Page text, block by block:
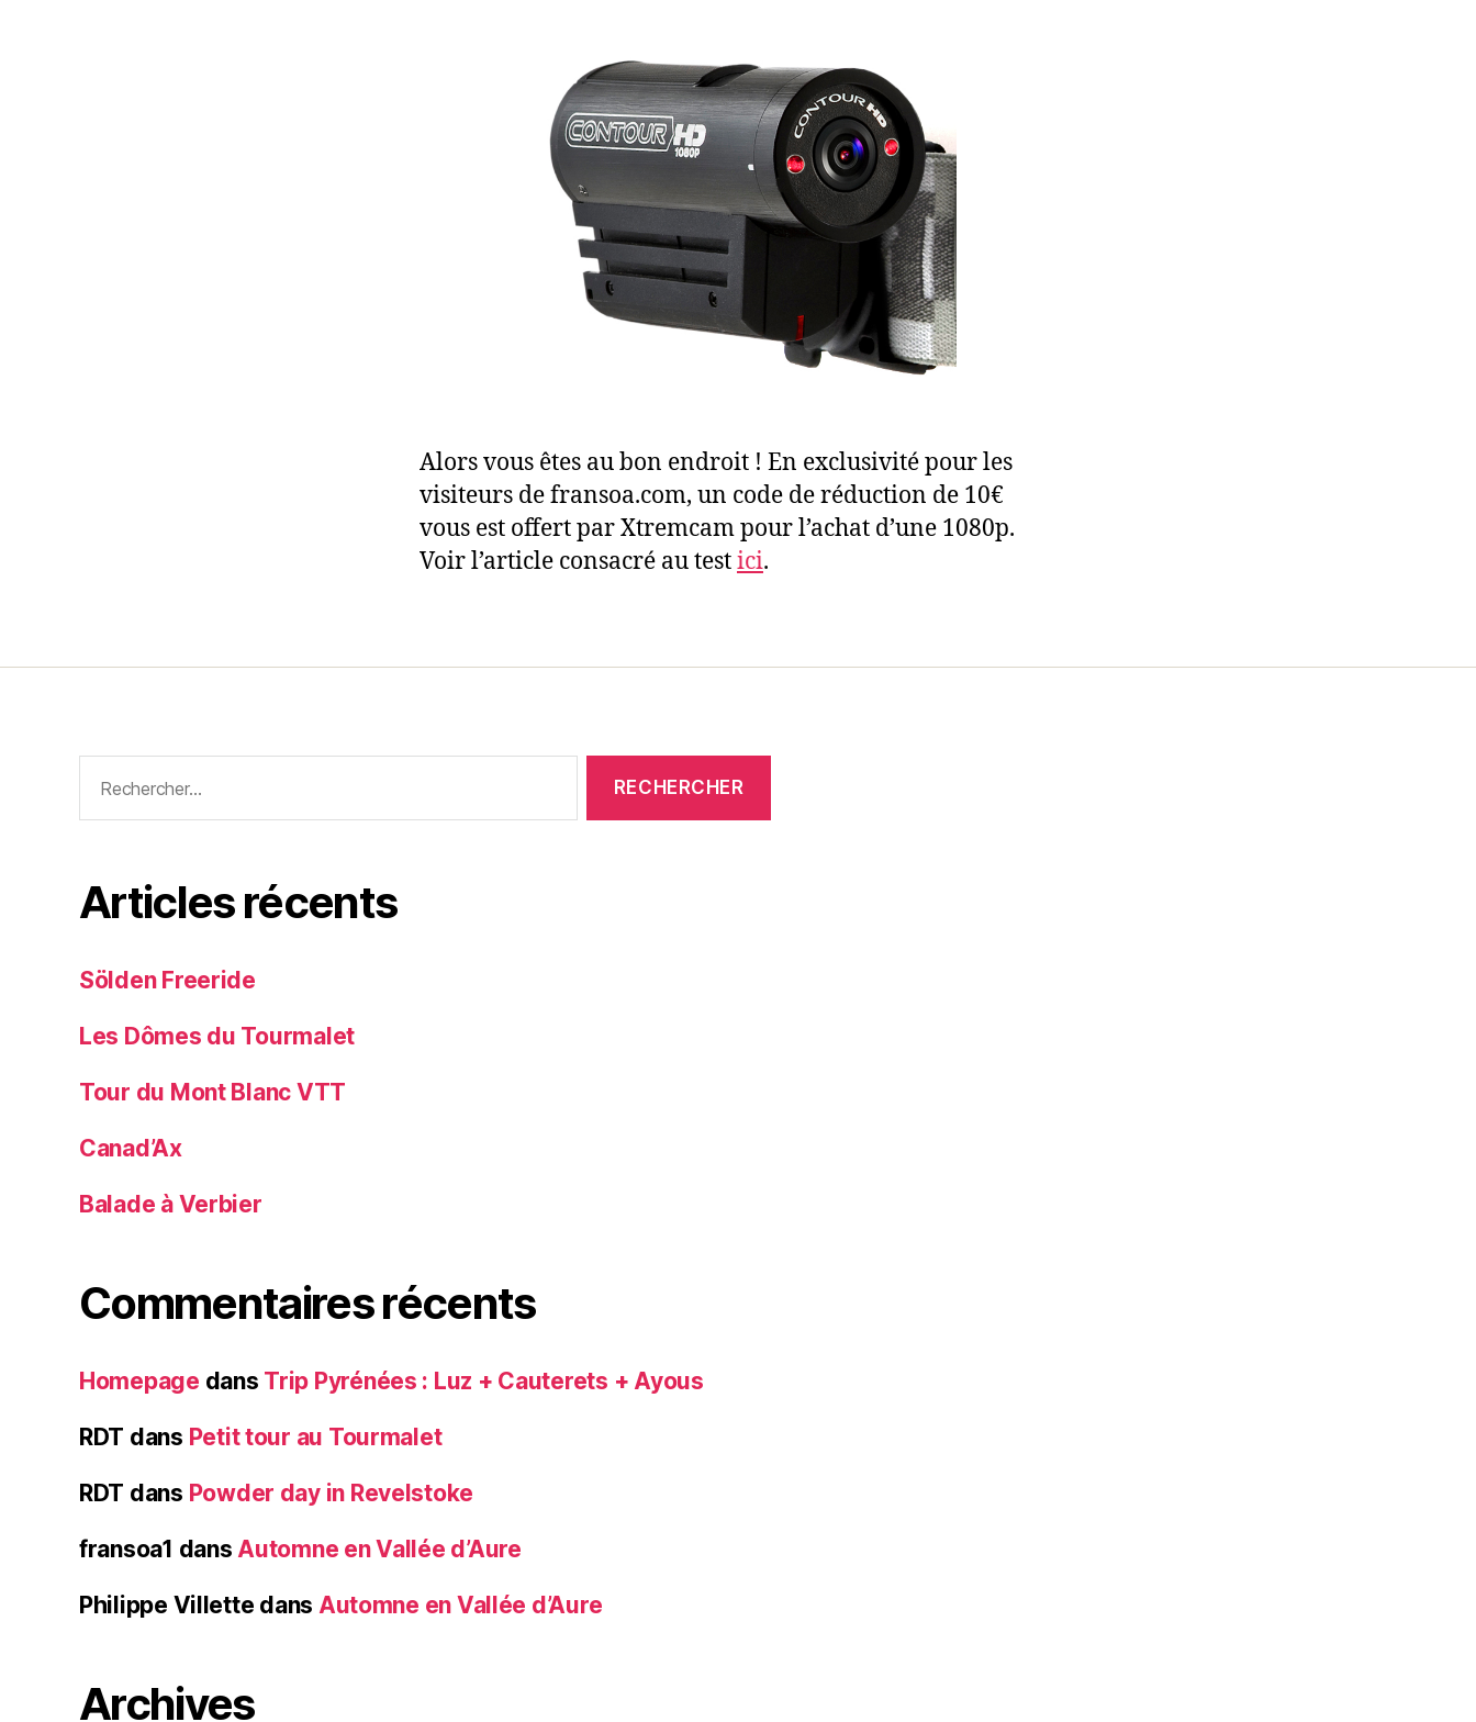
Alors vous êtes au bon endroit ! En exclusivité pour les
visiteurs de fransoa.com, un code de réduction de 10€
vous est offert par Xtremcam pour l’achat d’une 1080p.
Voir l’article consacré au testici.
Articles récents
Sölden Freeride
Les Dômes du Tourmalet
Tour du Mont Blanc VTT
Canad’Ax
Balade à Verbier
Commentaires récents
Homepage dans Trip Pyrénées : Luz + Cauterets + Ayous
RDT dans Petit tour au Tourmalet
RDT dans Powder day in Revelstoke
fransoa1 dans Automne en Vallée d’Aure
Philippe Villette dans Automne en Vallée d’Aure
Archives